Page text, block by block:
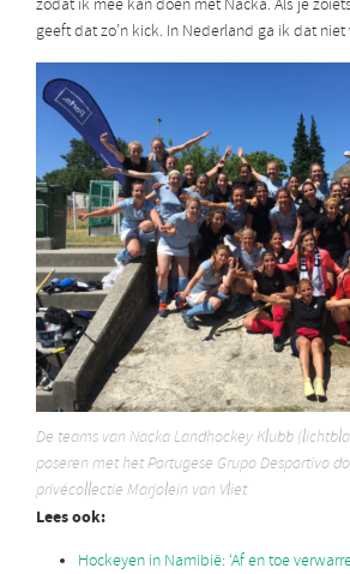
zodat ik mee kan doen met Nacka. Als je
geeft dat zo’n kick. In Nederland ga ik dat niet
De teams van Nacka Landhockey Klubb
poseren met het Portugese Grupo Desportivo do
privécollectie Marjolein van Vliet
Lees ook:
Hockeyen in Namibië: ‘Af en toe